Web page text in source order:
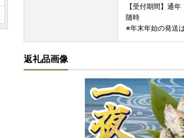
【受付期間】通年
随時
※年末年始の発送
返礼品画像